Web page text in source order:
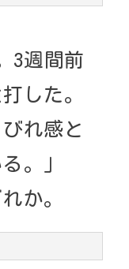
3週間前
した。
れ感と
。」
か。